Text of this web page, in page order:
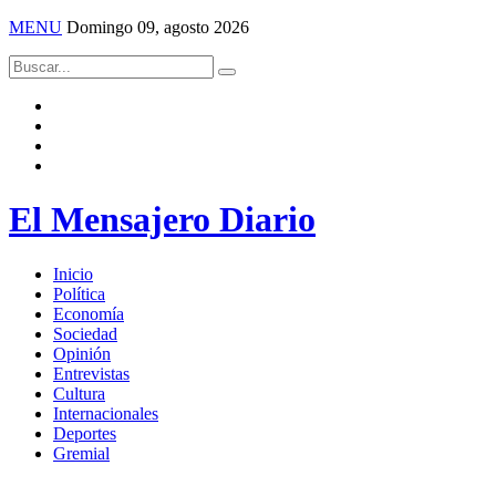
MENU Domingo 09, agosto 2026
El Mensajero Diario
Inicio
Política
Economía
Sociedad
Opinión
Entrevistas
Cultura
Internacionales
Deportes
Gremial